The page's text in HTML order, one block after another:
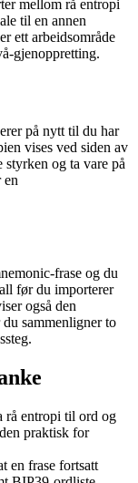
mellom rå entropi
til en annen
ett arbeidsområde
gjenoppretting.
på nytt til du har
vises ved siden av
og ta vare på
en
frase og du
før du importerer
også den
sammenligner to
rå entropi til ord og
praktisk for
en frase fortsatt